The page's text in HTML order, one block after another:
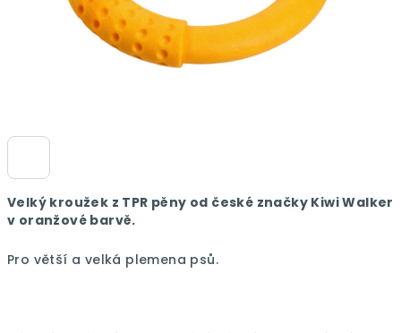
Velký kroužek z TPR pěny od české značky Kiwi Walker
v oranžové barvě.
Pro větší a velká plemena psů.